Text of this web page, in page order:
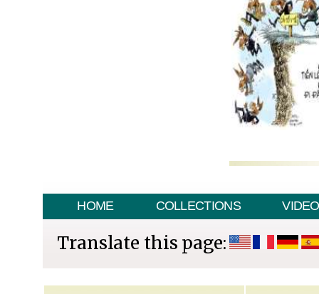
HOME COLLECTIONS VIDEO
Translate this page: